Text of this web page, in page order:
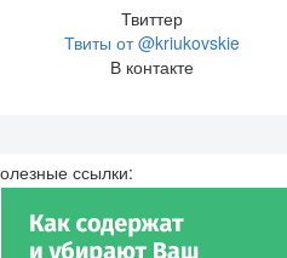
Твиттер
Твиты от @kriukovskie
В контакте
ссылки: